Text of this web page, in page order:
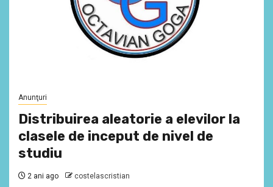
Anunţuri
Distribuirea aleatorie a elevilor la
clasele de inceput de nivel de
studiu
2 ani ago costelascristian